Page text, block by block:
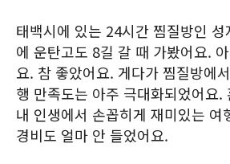
태백시에 있는 24시간 찜질방인 성
에 운탄고도 8길 갈 때 가봤어요.
요. 참 좋았어요. 게다가 찜질방에
행 만족도는 아주 극대화되었어요.
내 인생에서 손꼽히게 재미있는 여
경비도 얼마 안 들었어요.